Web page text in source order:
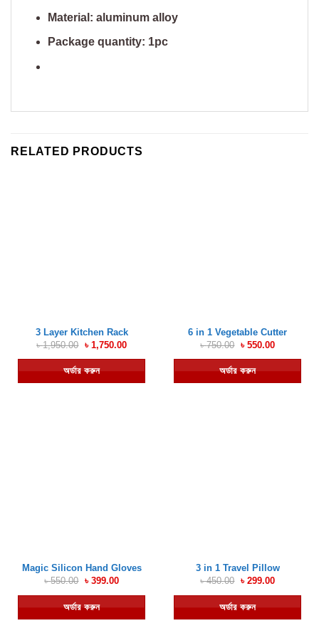
Material: aluminum alloy
Package quantity: 1pc
RELATED PRODUCTS
3 Layer Kitchen Rack
৳1,950.00 Original
was:
৳ 1,950.00.
৳ 1,750.00Current
is:
৳ 1,750.00.
অর্ডার করুন
6 in 1 Vegetable Cutter
৳750.00 Original
was:
৳ 750.00.
৳ 550.00Current
is:
৳ 550.00.
অর্ডার করুন
Magic Silicon Hand Gloves
৳550.00 Original
was:
৳ 550.00.
৳ 399.00Current
is:
৳ 399.00.
অর্ডার করুন
3 in 1 Travel Pillow
৳450.00 Original
was:
৳ 450.00.
৳ 299.00Current
is:
৳ 299.00.
অর্ডার করুন